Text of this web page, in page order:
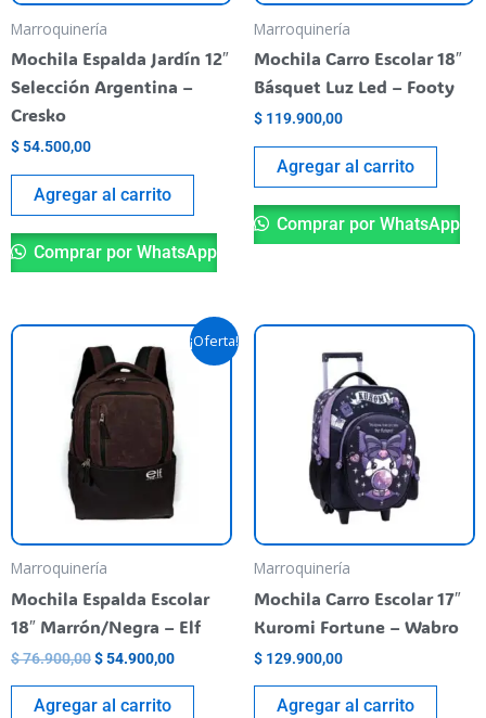
Marroquinería
Mochila Espalda Jardín 12″
Selección Argentina –
Cresko
$ 54.500,00
Agregar al carrito
Comprar por WhatsApp
Marroquinería
Mochila Carro Escolar 18″
Básquet Luz Led – Footy
$ 119.900,00
Agregar al carrito
Comprar por WhatsApp
¡Oferta!
Marroquinería
Mochila Espalda Escolar
18″ Marrón/Negra – Elf
$76.900,00
Original
price
was:
$ 76.900,00.
$54.900,00
Current
price
Agregar al carrito
Marroquinería
Mochila Carro Escolar 17″
Kuromi Fortune – Wabro
$ 129.900,00
Agregar al carrito